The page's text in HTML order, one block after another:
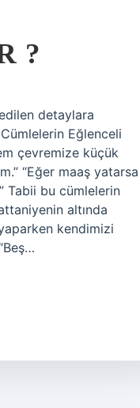
?
detaylara
Eğlenceli
çevremize küçük
“Eğer maaş yatarsa
Tabii bu cümlelerin
altında
kendimizi